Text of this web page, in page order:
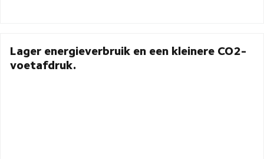
Lager energieverbruik en een kleinere CO2-
voetafdruk.